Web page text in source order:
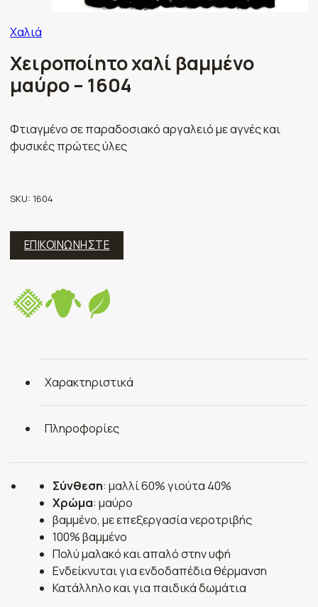
Χαλιά
Χειροποίητο χαλί βαμμένο
μαύρο – 1604
Φτιαγμένο σε παραδοσιακό αργαλειό με αγνές και
φυσικές πρώτες ύλες
SKU: 1604
ΕΠΙΚΟΙΝΩΝΗΣΤΕ
Χαρακτηριστικά
Πληροφορίες
Σύνθεση: μαλλί 60% γιούτα 40%
Χρώμα: μαύρο
βαμμένο, με επεξεργασία νεροτριβής
100% βαμμένο
Πολύ μαλακό και απαλό στην υφή
Ενδείκνυται για ενδοδαπέδια θέρμανση
Κατάλληλο και για παιδικά δωμάτια